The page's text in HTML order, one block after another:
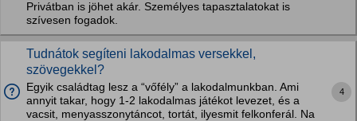
Privátban is jöhet akár. Személyes tapasztalatokat is
szívesen fogadok.
Tudnátok segíteni lakodalmas versekkel,
szövegekkel?
Egyik családtag lesz a “vőfély” a lakodalmunkban. Ami
annyit takar, hogy 1-2 lakodalmas játékot levezet, és a
vacsit, menyasszonytáncot, tortát, ilyesmit felkonferál. Na
4